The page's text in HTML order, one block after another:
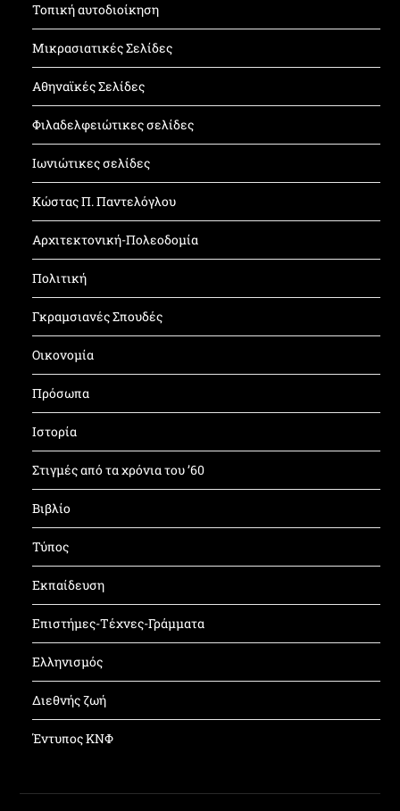
Τοπική αυτοδιοίκηση
Μικρασιατικές Σελίδες
Αθηναϊκές Σελίδες
Φιλαδελφειώτικες σελίδες
Ιωνιώτικες σελίδες
Κώστας Π. Παντελόγλου
Αρχιτεκτονική-Πολεοδομία
Πολιτική
Γκραμσιανές Σπουδές
Οικονομία
Πρόσωπα
Ιστορία
Στιγμές από τα χρόνια του ’60
Βιβλίο
Τύπος
Εκπαίδευση
Επιστήμες-Τέχνες-Γράμματα
Ελληνισμός
Διεθνής ζωή
Έντυπος ΚΝΦ